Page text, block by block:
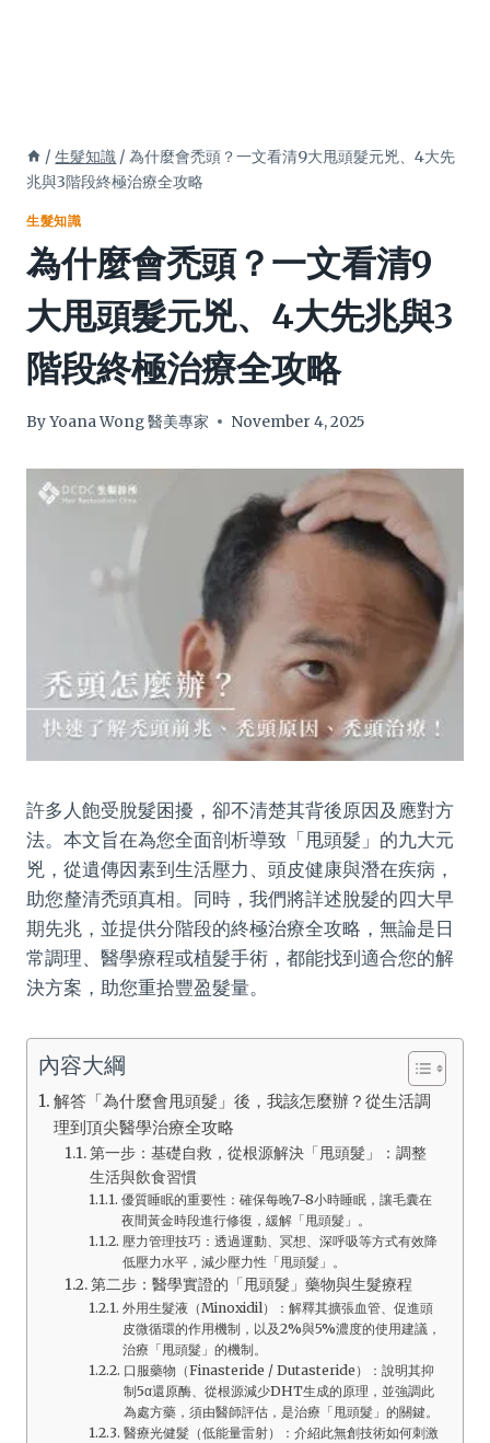
/ 生髮知識 / 為什麼會禿頭？一文看清9大甩頭髮元兇、4大先
兆與3階段終極治療全攻略
生髮知識
為什麼會禿頭？一文看清9
大甩頭髮元兇、4大先兆與3
階段終極治療全攻略
ByYoana Wong 醫美專家 November 4, 2025
許多人飽受脫髮困擾，卻不清楚其背後原因及應對方
法。本文旨在為您全面剖析導致「甩頭髮」的九大元
兇，從遺傳因素到生活壓力、頭皮健康與潛在疾病，
助您釐清禿頭真相。同時，我們將詳述脫髮的四大早
期先兆，並提供分階段的終極治療全攻略，無論是日
常調理、醫學療程或植髮手術，都能找到適合您的解
決方案，助您重拾豐盈髮量。
內容大綱
解答「為什麼會甩頭髮」後，我該怎麼辦？從生活調
理到頂尖醫學治療全攻略
第一步：基礎自救，從根源解決「甩頭髮」：調整
生活與飲食習慣
優質睡眠的重要性：確保每晚7-8小時睡眠，讓毛囊在
夜間黃金時段進行修復，緩解「甩頭髮」。
壓力管理技巧：透過運動、冥想、深呼吸等方式有效降
低壓力水平，減少壓力性「甩頭髮」。
第二步：醫學實證的「甩頭髮」藥物與生髮療程
外用生髮液（Minoxidil）：解釋其擴張血管、促進頭
皮微循環的作用機制，以及2%與5%濃度的使用建議，
治療「甩頭髮」的機制。
口服藥物（Finasteride / Dutasteride）：說明其抑
制5α還原酶、從根源減少DHT生成的原理，並強調此
為處方藥，須由醫師評估，是治療「甩頭髮」的關鍵。
醫療光健髮（低能量雷射）：介紹此無創技術如何刺激